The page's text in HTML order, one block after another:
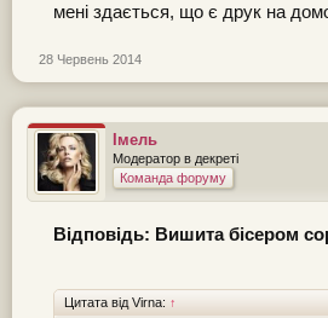
мені здається, що є друк на
28 Червень 2014
Імель
Модератор в декреті
Команда форуму
Відповідь: Вишита бісером
Цитата від Virna: ↑